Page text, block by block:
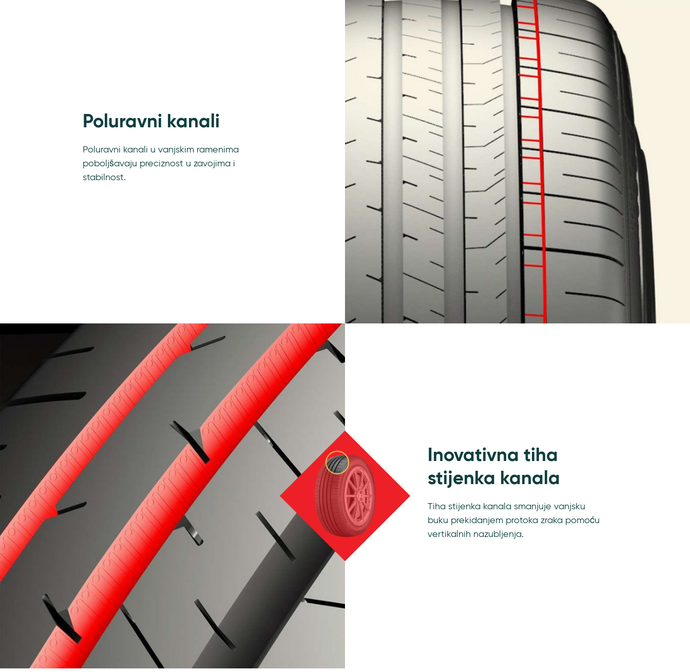
Poluravni kanali
Poluravni kanali u vanjskim ramenima
poboljšavaju preciznost u zavojima i
stabilnost.
Inovativna tiha
stijenka kanala
Tiha stijenka kanala smanjuje vanjsku
buku prekidanjem protoka zraka pomoću
vertikalnih nazubljenja.